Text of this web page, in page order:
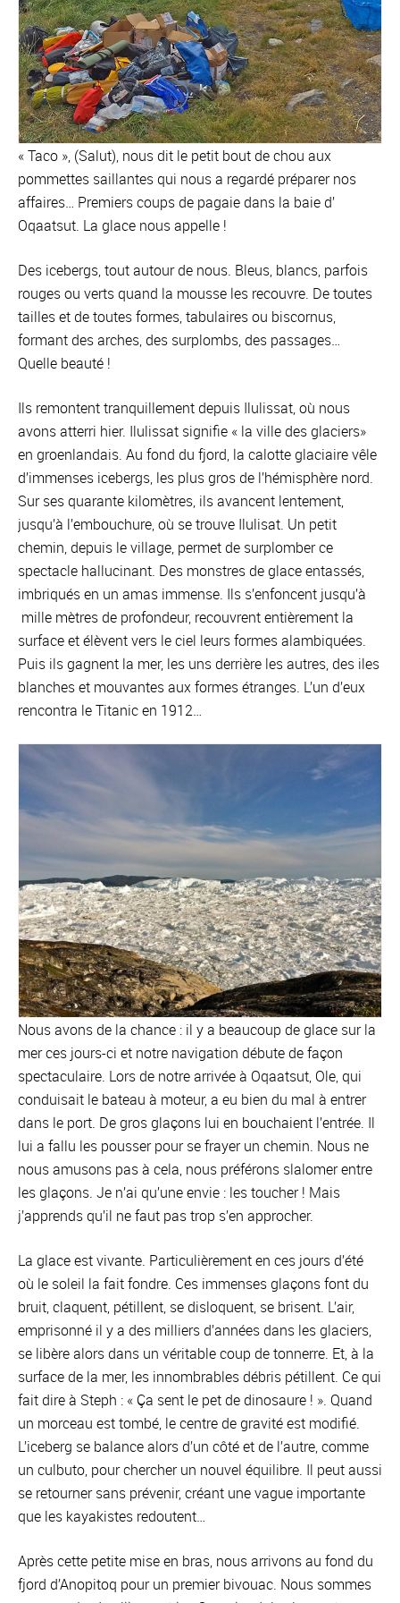
« Taco », (Salut), nous dit le petit bout de chou aux
pommettes saillantes qui nous a regardé préparer nos
affaires… Premiers coups de pagaie dans la baie d’
Oqaatsut. La glace nous appelle !
Des icebergs, tout autour de nous. Bleus, blancs, parfois
rouges ou verts quand la mousse les recouvre. De toutes
tailles et de toutes formes, tabulaires ou biscornus,
formant des arches, des surplombs, des passages…
Quelle beauté !
Ils remontent tranquillement depuis Ilulissat, où nous
avons atterri hier. Ilulissat signifie « la ville des glaciers»
en groenlandais. Au fond du fjord, la calotte glaciaire vêle
d’immenses icebergs, les plus gros de l’hémisphère nord.
Sur ses quarante kilomètres, ils avancent lentement,
jusqu’à l’embouchure, où se trouve Ilulisat. Un petit
chemin, depuis le village, permet de surplomber ce
spectacle hallucinant. Des monstres de glace entassés,
imbriqués en un amas immense. Ils s’enfoncent jusqu’à
mille mètres de profondeur, recouvrent entièrement la
surface et élèvent vers le ciel leurs formes alambiquées.
Puis ils gagnent la mer, les uns derrière les autres, des iles
blanches et mouvantes aux formes étranges. L’un d’eux
rencontra le Titanic en 1912…
Nous avons de la chance : il y a beaucoup de glace sur la
mer ces jours-ci et notre navigation débute de façon
spectaculaire. Lors de notre arrivée à Oqaatsut, Ole, qui
conduisait le bateau à moteur, a eu bien du mal à entrer
dans le port. De gros glaçons lui en bouchaient l’entrée. Il
lui a fallu les pousser pour se frayer un chemin. Nous ne
nous amusons pas à cela, nous préférons slalomer entre
les glaçons. Je n’ai qu’une envie : les toucher ! Mais
j’apprends qu’il ne faut pas trop s’en approcher.
La glace est vivante. Particulièrement en ces jours d’été
où le soleil la fait fondre. Ces immenses glaçons font du
bruit, claquent, pétillent, se disloquent, se brisent. L’air,
emprisonné il y a des milliers d’années dans les glaciers,
se libère alors dans un véritable coup de tonnerre. Et, à la
surface de la mer, les innombrables débris pétillent. Ce qui
fait dire à Steph : « Ça sent le pet de dinosaure ! ». Quand
un morceau est tombé, le centre de gravité est modifié.
L’iceberg se balance alors d’un côté et de l’autre, comme
un culbuto, pour chercher un nouvel équilibre. Il peut aussi
se retourner sans prévenir, créant une vague importante
que les kayakistes redoutent…
Après cette petite mise en bras, nous arrivons au fond du
fjord d’Anopitoq pour un premier bivouac. Nous sommes